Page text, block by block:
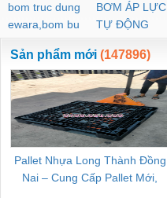
bom truc dung
ewara,bom bu
ewara
BƠM ÁP LỰC
TỰ ĐỘNG
Sản phẩm mới (147896)
Pallet Nhựa Long Thành Đồng
Nai – Cung Cấp Pallet Mới,